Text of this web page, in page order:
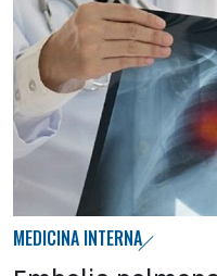
MEDICINA INTERNA